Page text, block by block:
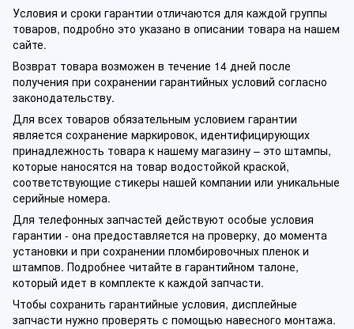
Условия и сроки гарантии отличаются для каждой группы
товаров, подробно это указано в описании товара на нашем
сайте.
Возврат товара возможен в течение 14 дней после
получения при сохранении гарантийных условий согласно
законодательству.
Для всех товаров обязательным условием гарантии
является сохранение маркировок, идентифицирующих
принадлежность товара к нашему магазину – это штампы,
которые наносятся на товар водостойкой краской,
соответствующие стикеры нашей компании или уникальные
серийные номера.
Для телефонных запчастей действуют особые условия
гарантии - она предоставляется на проверку, до момента
установки и при сохранении пломбировочных пленок и
штампов. Подробнее читайте в гарантийном талоне,
который идет в комплекте к каждой запчасти.
Чтобы сохранить гарантийные условия, дисплейные
запчасти нужно проверять с помощью навесного монтажа.